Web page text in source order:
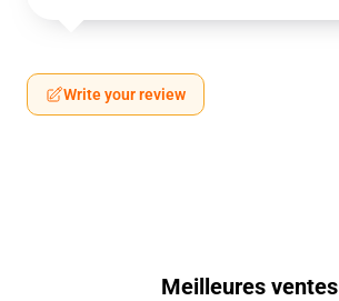
Write your review
Meilleures ventes